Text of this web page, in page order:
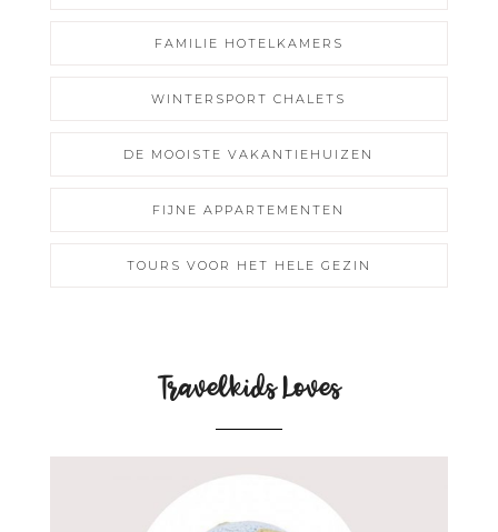
FAMILIE HOTELKAMERS
WINTERSPORT CHALETS
DE MOOISTE VAKANTIEHUIZEN
FIJNE APPARTEMENTEN
TOURS VOOR HET HELE GEZIN
Travelkids Loves